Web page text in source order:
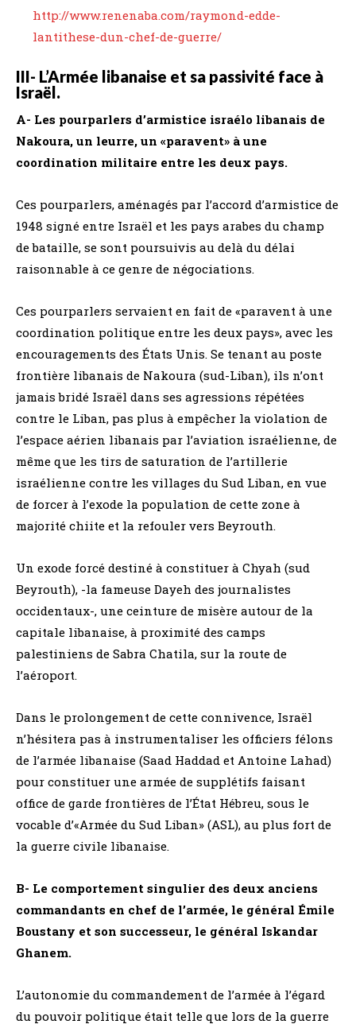
http://www.renenaba.com/raymond-edde-
lantithese-dun-chef-de-guerre/
III- L’Armée libanaise et sa passivité face à
Israël.
A- Les pourparlers d’armistice israélo libanais de
Nakoura, un leurre, un «paravent» à une
coordination militaire entre les deux pays.
Ces pourparlers, aménagés par l’accord d’armistice de
1948 signé entre Israël et les pays arabes du champ
de bataille, se sont poursuivis au delà du délai
raisonnable à ce genre de négociations.
Ces pourparlers servaient en fait de «paravent à une
coordination politique entre les deux pays», avec les
encouragements des États Unis. Se tenant au poste
frontière libanais de Nakoura (sud-Liban), ils n’ont
jamais bridé Israël dans ses agressions répétées
contre le Liban, pas plus à empêcher la violation de
l’espace aérien libanais par l’aviation israélienne, de
même que les tirs de saturation de l’artillerie
israélienne contre les villages du Sud Liban, en vue
de forcer à l’exode la population de cette zone à
majorité chiite et la refouler vers Beyrouth.
Un exode forcé destiné à constituer à Chyah (sud
Beyrouth), -la fameuse Dayeh des journalistes
occidentaux-, une ceinture de misère autour de la
capitale libanaise, à proximité des camps
palestiniens de Sabra Chatila, sur la route de
l’aéroport.
Dans le prolongement de cette connivence, Israël
n’hésitera pas à instrumentaliser les officiers félons
de l’armée libanaise (Saad Haddad et Antoine Lahad)
pour constituer une armée de supplétifs faisant
office de garde frontières de l’État Hébreu, sous le
vocable d’«Armée du Sud Liban» (ASL), au plus fort de
la guerre civile libanaise.
B- Le comportement singulier des deux anciens
commandants en chef de l’armée, le général Émile
Boustany et son successeur, le général Iskandar
Ghanem.
L’autonomie du commandement de l’armée à l’égard
du pouvoir politique était telle que lors de la guerre